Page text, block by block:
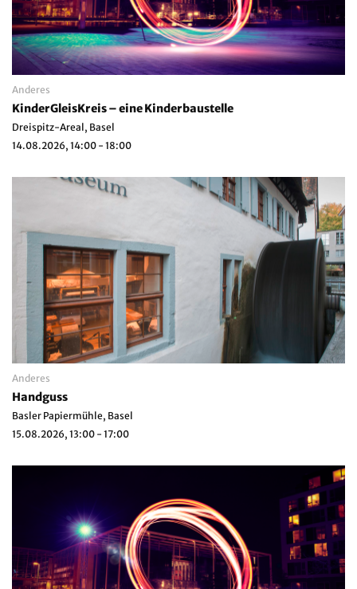
Anderes
KinderGleisKreis – eine Kinderbaustelle
Dreispitz-Areal, Basel
14.08.2026, 14:00 - 18:00
Anderes
Handguss
Basler Papiermühle, Basel
15.08.2026, 13:00 - 17:00